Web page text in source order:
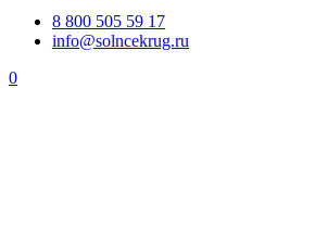
8 800 505 59 17
info@solncekrug.ru
0